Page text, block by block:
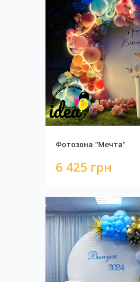
Фотозона "Мечта"
6 425 грн